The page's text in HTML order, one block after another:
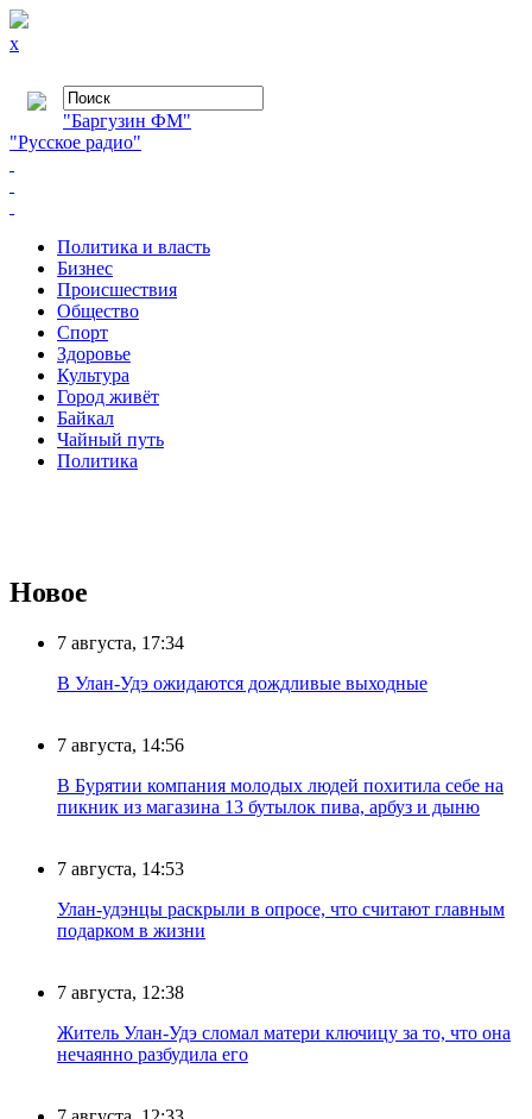
x
"Баргузин ФМ"
"Русское радио"
Политика и власть
Бизнес
Происшествия
Общество
Cпорт
Здоровье
Культура
Город живёт
Байкал
Чайный путь
Политика
Новое
7 августа, 17:34
В Улан-Удэ ожидаются дождливые выходные
7 августа, 14:56
В Бурятии компания молодых людей похитила себе на
пикник из магазина 13 бутылок пива, арбуз и дыню
7 августа, 14:53
Улан-удэнцы раскрыли в опросе, что считают главным
подарком в жизни
7 августа, 12:38
Житель Улан-Удэ сломал матери ключицу за то, что она
нечаянно разбудила его